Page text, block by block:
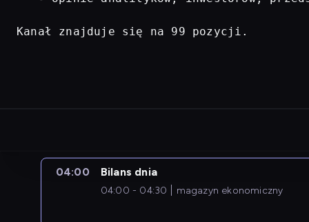
Kanał znajduje się na 99 pozycji.
04:00 Bilans dnia
04:00 - 04:30 magazyn ekonomiczny